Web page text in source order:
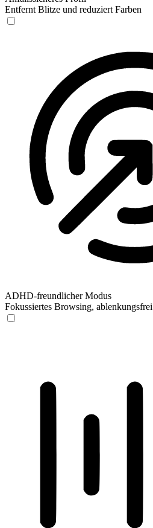
Entfernt Blitze und reduziert Farben
ADHD-freundlicher Modus
Fokussiertes Browsing, ablenkungsfrei